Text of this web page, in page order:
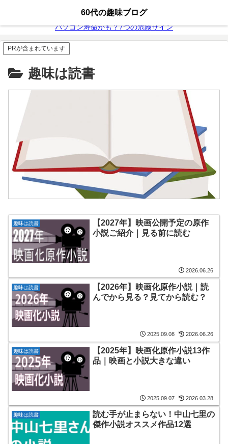
富士通26年モデル
パソコン寿命かも？7つの危険サイン
PRが含まれています
趣味は読書
趣味は読書
【2027年】映画公開予定の原作
小説ご紹介｜見る前に読む
2026.06.26
趣味は読書
【2026年】映画化原作小説｜読
んでから見る？見てから読む？
2025.09.08 2026.06.26
趣味は読書
【2025年】映画化原作小説13作
品｜映画と小説大きな違い
2025.09.07 2026.03.28
趣味は読書
読む手が止まらない！中山七里の
傑作小説オススメ作品12選
60代の趣味ブログ